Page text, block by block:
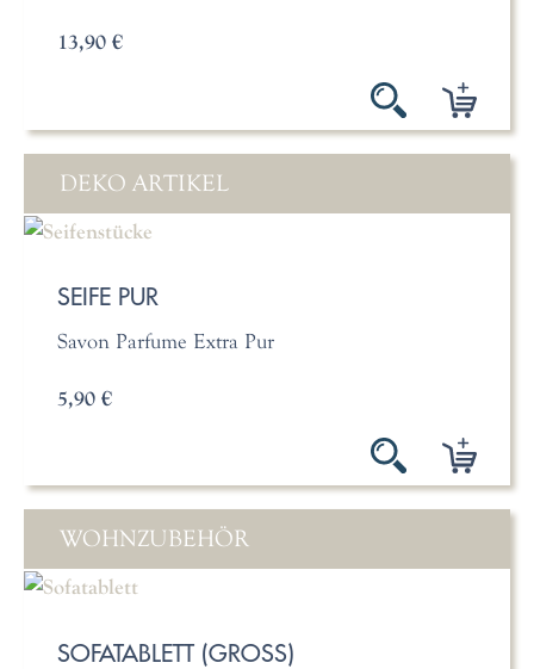
13,90 €
DEKO ARTIKEL
SEIFE PUR
Savon Parfume Extra Pur
5,90 €
WOHNZUBEHÖR
SOFATABLETT (GROSS)